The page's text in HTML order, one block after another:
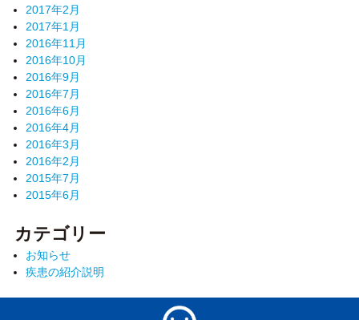
2017年2月
2017年1月
2016年11月
2016年10月
2016年9月
2016年7月
2016年6月
2016年4月
2016年3月
2016年2月
2015年7月
2015年6月
カテゴリー
お知らせ
疾患の紹介説明